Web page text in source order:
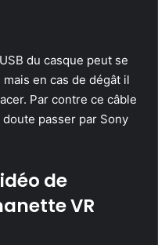
du casque peut se
en cas de dégât il
Par contre ce câble
doute passer par Sony
de
VR